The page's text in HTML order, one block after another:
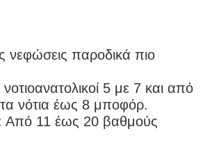
νεφώσεις παροδικά πιο
νοτιοανατολικοί 5 με 7 και από
νότια έως 8 μποφόρ.
Από 11 έως 20 βαθμούς